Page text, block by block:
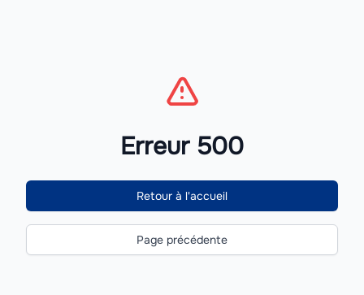
Erreur 500
Retour à l'accueil
Page précédente